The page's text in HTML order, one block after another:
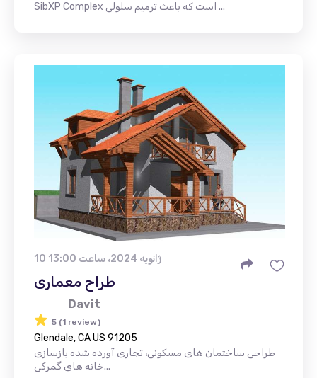
SibXP Complex است که باعث ترمیم سلولی ...
10 ژانویه 2024، ساعت 13:00
طراح معماری
Davit
5 (1 review)
Glendale, CA US 91205
طراحی ساختمان های مسکونی، تجاری آورده شده بازسازی
خانه های گمرکی...